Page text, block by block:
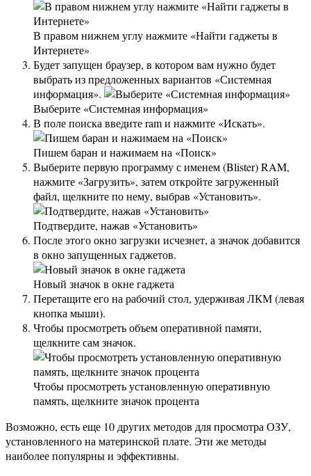
В правом нижнем углу нажмите «Найти гаджеты в
Интернете»
Будет запущен браузер, в котором вам нужно будет
выбрать из предложенных вариантов «Системная
информация».
Выберите «Системная информация»
В поле поиска введите ram и нажмите «Искать».
Пишем баран и нажимаем на «Поиск»
Выберите первую программу с именем (Blister) RAM,
нажмите «Загрузить», затем откройте загруженный
файл, щелкните по нему, выбрав «Установить».
Подтвердите, нажав «Установить»
После этого окно загрузки исчезнет, ​​а значок добавится
в окно запущенных гаджетов.
Новый значок в окне гаджета
Перетащите его на рабочий стол, удерживая ЛКМ (левая
кнопка мыши).
Чтобы просмотреть объем оперативной памяти,
щелкните сам значок.
Чтобы просмотреть установленную оперативную
память, щелкните значок процента
Возможно, есть еще 10 других методов для просмотра ОЗУ,
установленного на материнской плате. Эти же методы
наиболее популярны и эффективны.